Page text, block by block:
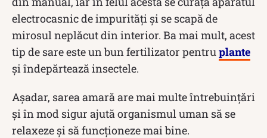
electrocasnic de impurități și se scapă de
mirosul neplăcut din interior. Ba mai mult, acest
tip de sare este un bun fertilizator pentru plante
și îndepărtează insectele.
Așadar, sarea amară are mai multe întrebuințări
și în mod sigur ajută organismul uman să se
relaxeze și să funcționeze mai bine.